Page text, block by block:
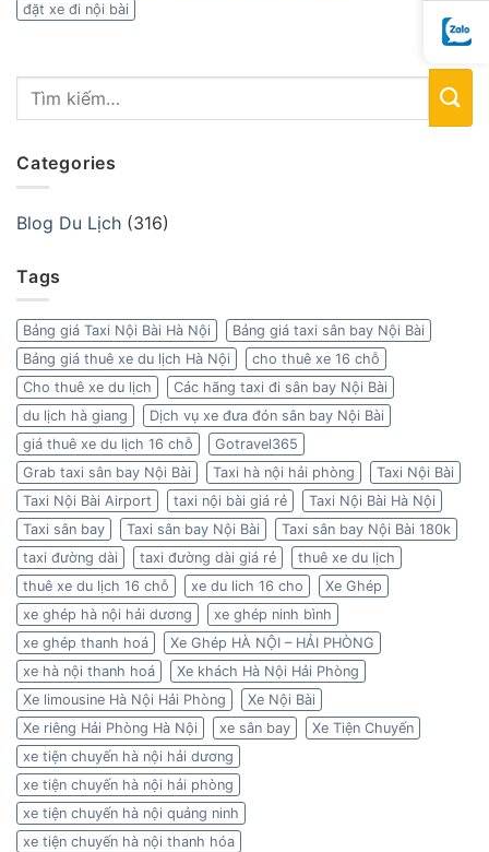
đặt xe đi nội bài
Categories
Blog Du Lịch (316)
Tags
Bảng giá Taxi Nội Bài Hà Nội
Bảng giá taxi sân bay Nội Bài
Bảng giá thuê xe du lịch Hà Nội
cho thuê xe 16 chỗ
Cho thuê xe du lịch
Các hãng taxi đi sân bay Nội Bài
du lịch hà giang
Dịch vụ xe đưa đón sân bay Nội Bài
giá thuê xe du lịch 16 chỗ
Gotravel365
Grab taxi sân bay Nội Bài
Taxi hà nội hải phòng
Taxi Nội Bài
Taxi Nội Bài Airport
taxi nội bài giá rẻ
Taxi Nội Bài Hà Nội
Taxi sân bay
Taxi sân bay Nội Bài
Taxi sân bay Nội Bài 180k
taxi đường dài
taxi đường dài giá rẻ
thuê xe du lịch
thuê xe du lịch 16 chỗ
xe du lich 16 cho
Xe Ghép
xe ghép hà nội hải dương
xe ghép ninh bình
xe ghép thanh hoá
Xe Ghép HÀ NỘI – HẢI PHÒNG
xe hà nội thanh hoá
Xe khách Hà Nội Hải Phòng
Xe limousine Hà Nội Hải Phòng
Xe Nội Bài
Xe riêng Hải Phòng Hà Nội
xe sân bay
Xe Tiện Chuyến
xe tiện chuyến hà nội hải dương
xe tiện chuyến hà nội hải phòng
xe tiện chuyến hà nội quảng ninh
xe tiện chuyến hà nội thanh hóa